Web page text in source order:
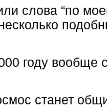
слова “по
году вообще
станет